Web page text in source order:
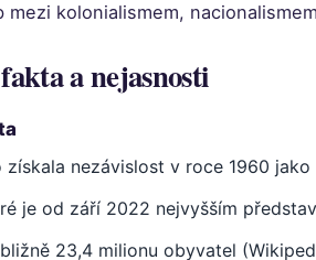
mezi kolonialismem,
a nejasnosti
získala nezávislost v roce 1960
je od září 2022 nejvyšším
23,4 milionu obyvatel